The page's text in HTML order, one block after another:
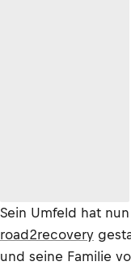
Sein Umfeld hat
road2recovery
und seine Familie